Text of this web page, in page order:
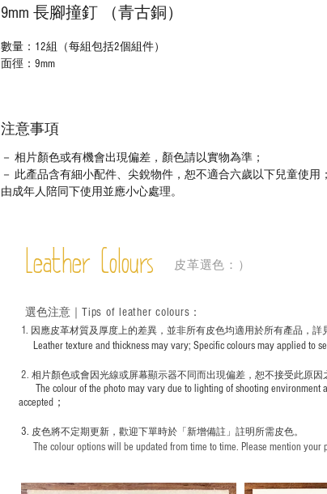
9mm 長腳撞釘 （青古銅）
數量：12組（每組包括2個組件）
面徑：9mm
注意事項
－ 相片顏色或有機會出現偏差，顏色請以實物為準；
－ 此產品含有細小配件、尖銳物件，恕不適合六歲以下兒童使用
由成年人陪同下使用並應小心處理。
Leather Colours 皮革選色：）
1. ​ 因應皮革材質及厚度上的差異，並非所有皮色均適用於所有產品，詳
Leather texture and thickness may vary; Specific colours may applied to
2. 相片顏色或會因光線或屏幕顯示器不同而出現偏差，恕不接受此原因
The colour of the photo may vary due to lighting of shooting environment
accepted；
3. 皮色將不定期更新，歡迎下單時於「新增備註」註明 所需皮色。
The colour options will be updated from time to time. Please mention your
選色注意｜ Tips of leather colours ：